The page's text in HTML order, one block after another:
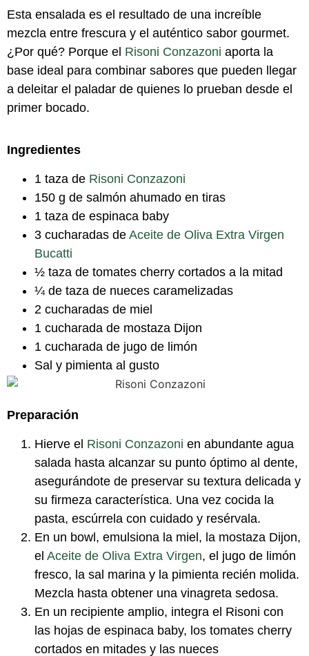
Esta ensalada es el resultado de una increíble
mezcla entre frescura y el auténtico sabor gourmet.
¿Por qué? Porque el Risoni Conzazoni aporta la
base ideal para combinar sabores que pueden llegar
a deleitar el paladar de quienes lo prueban desde el
primer bocado.
Ingredientes
1 taza de Risoni Conzazoni
150 g de salmón ahumado en tiras
1 taza de espinaca baby
3 cucharadas de Aceite de Oliva Extra Virgen
Bucatti
½ taza de tomates cherry cortados a la mitad
¼ de taza de nueces caramelizadas
2 cucharadas de miel
1 cucharada de mostaza Dijon
1 cucharada de jugo de limón
Sal y pimienta al gusto
Preparación
Hierve el Risoni Conzazoni en abundante agua
salada hasta alcanzar su punto óptimo al dente,
asegurándote de preservar su textura delicada y
su firmeza característica. Una vez cocida la
pasta, escúrrela con cuidado y resérvala.
En un bowl, emulsiona la miel, la mostaza Dijon,
el Aceite de Oliva Extra Virgen, el jugo de limón
fresco, la sal marina y la pimienta recién molida.
Mezcla hasta obtener una vinagreta sedosa.
En un recipiente amplio, integra el Risoni con
las hojas de espinaca baby, los tomates cherry
cortados en mitades y las nueces